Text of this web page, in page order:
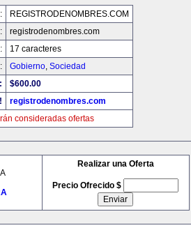
REGISTRODENOMBRES.COM
registrodenombres.com
17 caracteres
Gobierno, Sociedad
$600.00
registrodenombres.com
consideradas ofertas
Realizar una Oferta
Precio Ofrecido $